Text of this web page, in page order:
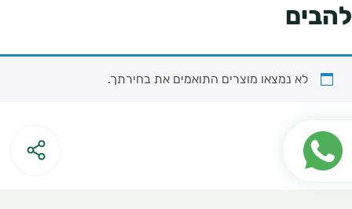
להבים
לא נמצאו מוצרים התואמים את בחירתך.